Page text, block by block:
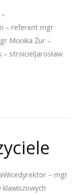
– referent mgr
Monika Żur –
stroicielJarosław
– mgr